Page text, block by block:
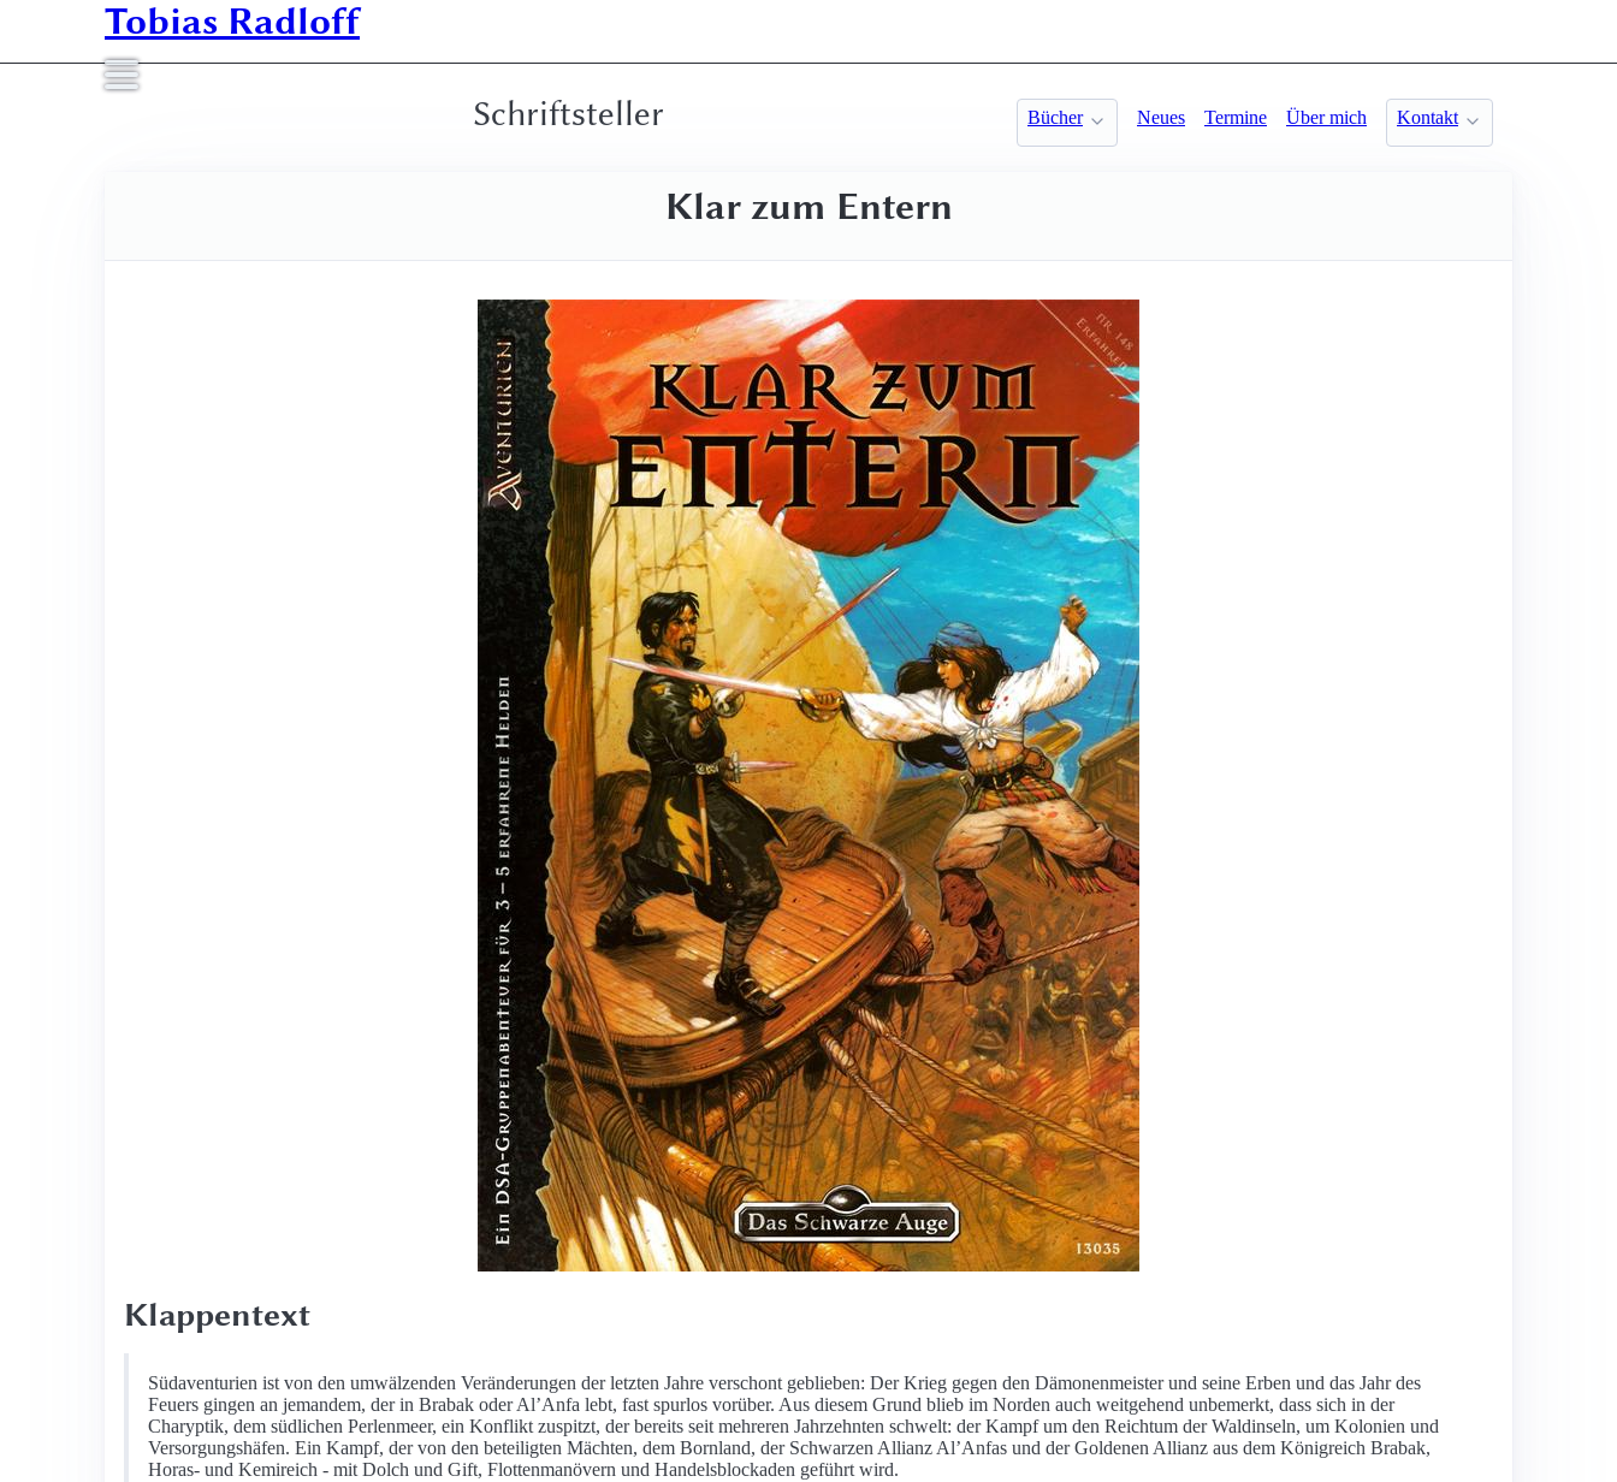
Tobias Radloff
Schriftsteller Bücher Neues Termine Über mich Kontakt
Klar zum Entern
Klappentext
Südaventurien ist von den umwälzenden Veränderungen der letzten Jahre verschont geblieben: Der Krieg gegen den Dämonenmeister und seine Erben und das Jahr des
Feuers gingen an jemandem, der in Brabak oder Al’Anfa lebt, fast spurlos vorüber. Aus diesem Grund blieb im Norden auch weitgehend unbemerkt, dass sich in der
Charyptik, dem südlichen Perlenmeer, ein Konflikt zuspitzt, der bereits seit mehreren Jahrzehnten schwelt: der Kampf um den Reichtum der Waldinseln, um Kolonien und
Versorgungshäfen. Ein Kampf, der von den beteiligten Mächten, dem Bornland, der Schwarzen Allianz Al’Anfas und der Goldenen Allianz aus dem Königreich Brabak,
Horas- und Kemireich - mit Dolch und Gift, Flottenmanövern und Handelsblockaden geführt wird.